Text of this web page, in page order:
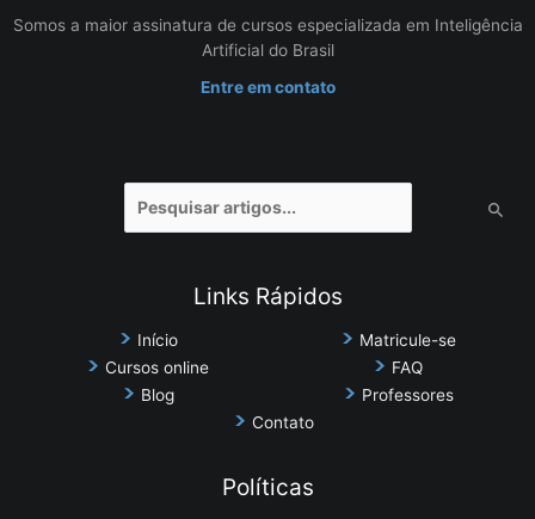
Somos a maior assinatura de cursos especializada em Inteligência
Artificial do Brasil
Entre em contato
por:
Links Rápidos
Início
Matricule-se
Cursos online
FAQ
Blog
Professores
Contato
Políticas